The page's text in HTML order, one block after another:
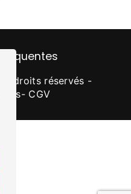
fréquentes
droits réservés -
- CGV